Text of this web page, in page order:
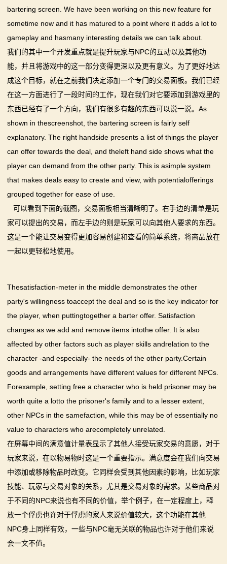
bartering screen. We have been working on this new feature for
sometime now and it has matured to a point where it adds a lot to
gameplay and hasmany interesting details we can talk about.
我们的其中一个开发重点就是提升玩家与NPC的互动以及其他功
能，并且将游戏中的这一部分变得更深以及更有意义。为了更好地达
成这个目标，就在之前我们决定添加一个专门的交易面板。我们已经
在这一方面进行了一段时间的工作，现在我们对它要添加到游戏里的
东西已经有了一个方向，我们有很多有趣的东西可以说一说。As
shown in thescreenshot, the bartering screen is fairly self
explanatory. The right handside presents a list of things the player
can offer towards the deal, and theleft hand side shows what the
player can demand from the other party. This is asimple system
that makes deals easy to create and view, with potentialofferings
grouped together for ease of use.
可以看到下面的截图，交易面板相当清晰明了。右手边的清单是玩
家可以提出的交易，而左手边的则是玩家可以向其他人要求的东西。
这是一个能让交易变得更加容易创建和查看的简单系统，将商品放在
一起以更轻松地使用。
Thesatisfaction-meter in the middle demonstrates the other
party's willingness toaccept the deal and so is the key indicator for
the player, when puttingtogether a barter offer. Satisfaction
changes as we add and remove items intothe offer. It is also
affected by other factors such as player skills andrelation to the
character -and especially- the needs of the other party.Certain
goods and arrangements have different values for different NPCs.
Forexample, setting free a character who is held prisoner may be
worth quite a lotto the prisoner's family and to a lesser extent,
other NPCs in the samefaction, while this may be of essentially no
value to characters who arecompletely unrelated.
在屏幕中间的满意值计量表显示了其他人接受玩家交易的意愿，对于
玩家来说，在以物易物时这是一个重要指示。满意度会在我们向交易
中添加或移除物品时改变。它同样会受到其他因素的影响，比如玩家
技能、玩家与交易对象的关系，尤其是交易对象的需求。某些商品对
于不同的NPC来说也有不同的价值，举个例子，在一定程度上，释
放一个俘虏也许对于俘虏的家人来说价值较大，这个功能在其他
NPC身上同样有效，一些与NPC毫无关联的物品也许对于他们来说
会一文不值。